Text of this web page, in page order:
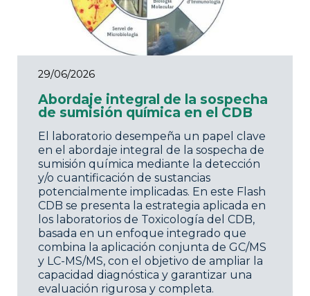
29/06/2026
Abordaje integral de la sospecha
de sumisión química en el CDB
El laboratorio desempeña un papel clave
en el abordaje integral de la sospecha de
sumisión química mediante la detección
y/o cuantificación de sustancias
potencialmente implicadas. En este Flash
CDB se presenta la estrategia aplicada en
los laboratorios de Toxicología del CDB,
basada en un enfoque integrado que
combina la aplicación conjunta de GC/MS
y LC-MS/MS, con el objetivo de ampliar la
capacidad diagnóstica y garantizar una
evaluación rigurosa y completa.